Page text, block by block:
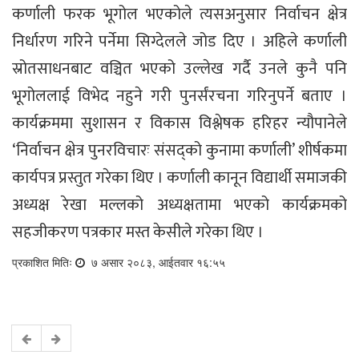
कर्णाली फरक भूगोल भएकोले त्यसअनुसार निर्वाचन क्षेत्र
निर्धारण गरिने पर्नेमा सिग्देलले जोड दिए । अहिले कर्णाली
स्रोतसाधनबाट वञ्चित भएको उल्लेख गर्दै उनले कुनै पनि
भूगोललाई विभेद नहुने गरी पुनर्संरचना गरिनुपर्ने बताए ।
कार्यक्रममा सुशासन र विकास विश्लेषक हरिहर न्यौपानेले
‘निर्वाचन क्षेत्र पुनरविचारः संसद्को कुनामा कर्णाली’ शीर्षकमा
कार्यपत्र प्रस्तुत गरेका थिए । कर्णाली कानून विद्यार्थी समाजकी
अध्यक्ष रेखा मल्लको अध्यक्षतामा भएको कार्यक्रमको
सहजीकरण पत्रकार मस्त केसीले गरेका थिए ।
प्रकाशित मितिः ७ असार २०८३, आईतवार १६:५५